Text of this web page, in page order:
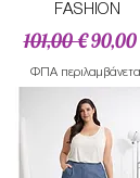
FASHION
Κανονική τιμή
101,00 €Τιμή
90,00
ΦΠΑ